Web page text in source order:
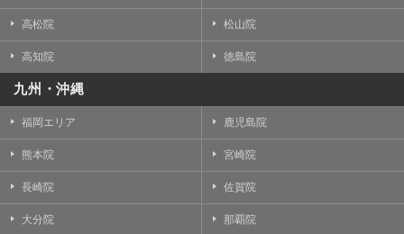
高松院 松山院
高知院 徳島院
九州・沖縄
福岡エリア 鹿児島院
熊本院 宮崎院
長崎院 佐賀院
大分院 那覇院